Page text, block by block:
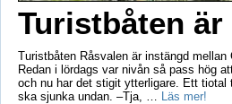
Turistbåten
Turistbåten Råsvalen är instängd
Redan i lördags var nivån så pass hög
och nu har det stigit ytterligare. Ett
ska sjunka undan. –Tja, …
Läs mer!